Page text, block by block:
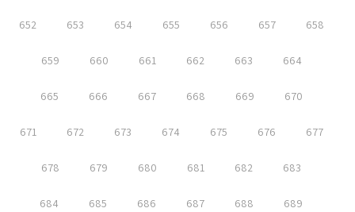
652 653 654 655 656 657 658
659 660 661 662 663 664
665 666 667 668 669 670
671 672 673 674 675 676 677
678 679 680 681 682 683
684 685 686 687 688 689